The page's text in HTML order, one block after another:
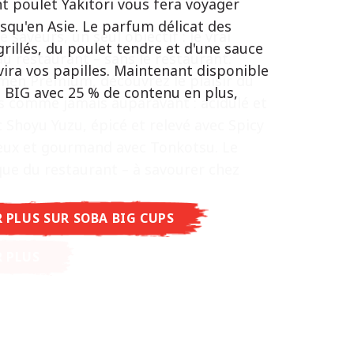
saveurs, un seul objectif : le vrai
restaurant – sans le restaurant.
Premium, découvrez le plaisir du
comme jamais auparavant : acidulé et
Yuzu, épicé et relevé avec Spicy
du restaurant – à savourer chez
poulet Yakitori vous fera voyager
Asie. Le parfum délicat des
du poulet tendre et d'une sauce
vos papilles. Maintenant disponible
avec 25 % de contenu en plus,
PLUS SUR SOBA BIG CUPS
synonyme d'équilibre parfait et
caramélisé combinée aux arômes
cette soupe une expérience gustative
PLUS SUR NISSIN RAMEN